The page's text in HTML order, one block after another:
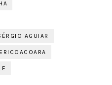
AGUIAR